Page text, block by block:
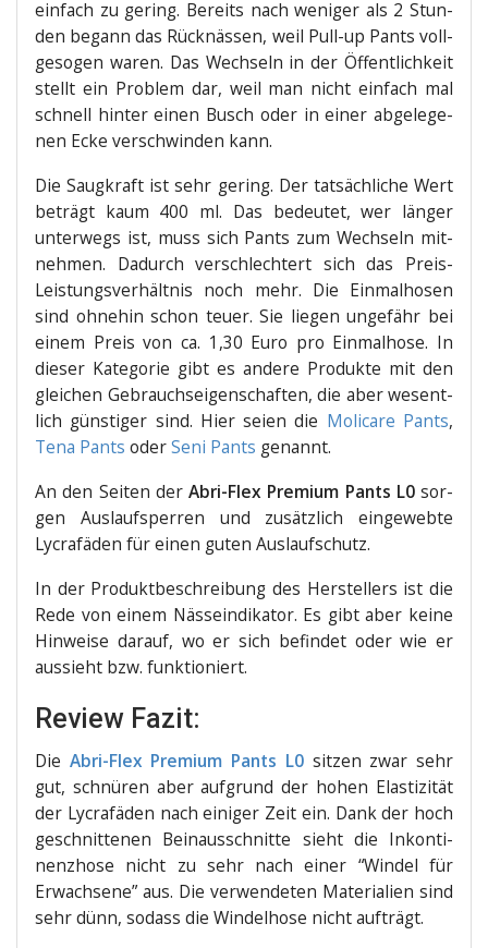
ein­fach zu gering. Bereits nach weni­ger als 2 Stun­
den begann das Rück­näs­sen, weil Pull-up Pants voll­
ge­so­gen waren. Das Wech­seln in der Öffent­lich­keit
stellt ein Pro­blem dar, weil man nicht ein­fach mal
schnell hin­ter einen Busch oder in einer abge­le­ge­
nen Ecke ver­schwin­den kann.
Die Saug­kraft ist sehr gering. Der tat­säch­li­che Wert
beträgt kaum 400 ml. Das bedeu­tet, wer län­ger
unter­wegs ist, muss sich Pants zum Wech­seln mit­
neh­men. Dadurch ver­schlech­tert sich das Preis-
Leis­tungs­ver­hält­nis noch mehr. Die Ein­mal­ho­sen
sind ohne­hin schon teu­er. Sie lie­gen unge­fähr bei
einem Preis von ca. 1,30 Euro pro Ein­mal­ho­se. In
die­ser Kate­go­rie gibt es ande­re Pro­duk­te mit den
glei­chen Gebrauchs­ei­gen­schaf­ten, die aber wesent­
lich güns­ti­ger sind. Hier sei­en die Moli­ca­re Pants,
Tena Pants oderSeni Pants genannt.
An den Sei­ten der Abri-Flex Pre­mi­um Pants L0sor­
gen Aus­lauf­sper­ren und zusätz­lich ein­ge­web­te
Lycra­fä­den für einen guten Auslaufschutz.
In der Pro­dukt­be­schrei­bung des Her­stel­lers ist die
Rede von einem Nässe­in­di­ka­tor. Es gibt aber kei­ne
Hin­wei­se dar­auf, wo er sich befin­det oder wie er
aus­sieht bzw. funktioniert.
Review Fazit:
Die Abri-Flex Pre­mi­um Pants L0sit­zen zwar sehr
gut, schnü­ren aber auf­grund der hohen Elas­ti­zi­tät
der Lycra­fä­den nach eini­ger Zeit ein. Dank der hoch
geschnit­te­nen Bein­aus­schnit­te sieht die Inkon­ti­
nenz­ho­se nicht zu sehr nach einer “Win­del für
Erwach­se­ne” aus. Die ver­wen­de­ten Mate­ria­li­en sind
sehr dünn, sodass die Win­del­ho­se nicht aufträgt.